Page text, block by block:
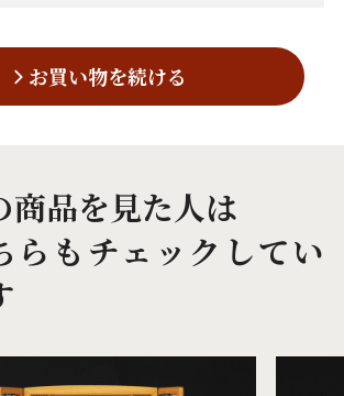
お買い物を続ける
商品を見た人は
らもチェックしてい